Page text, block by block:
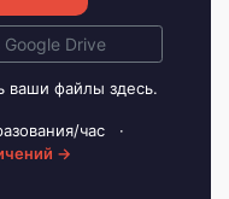
Drive
ваши файлы здесь.
час
·
→